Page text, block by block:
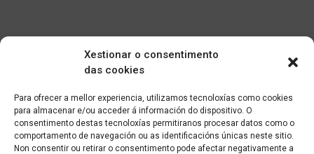
Xestionar o consentimento
das cookies
Para ofrecer a mellor experiencia, utilizamos tecnoloxías como cookies
para almacenar e/ou acceder á información do dispositivo. O
consentimento destas tecnoloxías permitiranos procesar datos como o
comportamento de navegación ou as identificacións únicas neste sitio.
Non consentir ou retirar o consentimento pode afectar negativamente a